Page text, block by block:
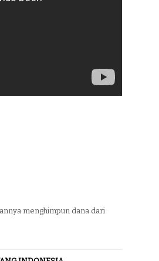
menghimpun dana dari